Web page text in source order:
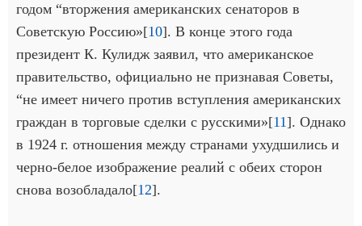
годом “вторжения американских сенаторов в
Советскую Россию»[10]. В конце этого года
президент К. Кулидж заявил, что американское
правительство, официально не признавая Советы,
“не имеет ничего против вступления американских
граждан в торговые сделки с русскими»[11]. Однако
в 1924 г. отношения между странами ухудшились и
черно-белое изображение реалий с обеих сторон
снова возобладало[12].